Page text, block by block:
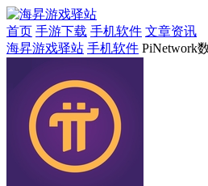
首页 手游下载 手机软件 文章资讯
海昇游戏驿站 手机软件 PiNetwork